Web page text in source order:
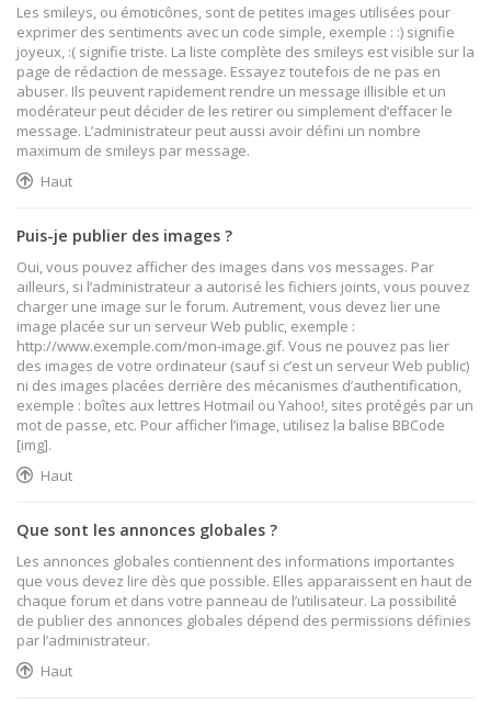
Les smileys, ou émoticônes, sont de petites images utilisées pour
exprimer des sentiments avec un code simple, exemple : :) signifie
joyeux, :( signifie triste. La liste complète des smileys est visible sur la
page de rédaction de message. Essayez toutefois de ne pas en
abuser. Ils peuvent rapidement rendre un message illisible et un
modérateur peut décider de les retirer ou simplement d’effacer le
message. L’administrateur peut aussi avoir défini un nombre
maximum de smileys par message.
Haut
Puis-je publier des images ?
Oui, vous pouvez afficher des images dans vos messages. Par
ailleurs, si l’administrateur a autorisé les fichiers joints, vous pouvez
charger une image sur le forum. Autrement, vous devez lier une
image placée sur un serveur Web public, exemple :
http://www.exemple.com/mon-image.gif. Vous ne pouvez pas lier
des images de votre ordinateur (sauf si c’est un serveur Web public)
ni des images placées derrière des mécanismes d’authentification,
exemple : boîtes aux lettres Hotmail ou Yahoo!, sites protégés par un
mot de passe, etc. Pour afficher l’image, utilisez la balise BBCode
[img].
Haut
Que sont les annonces globales ?
Les annonces globales contiennent des informations importantes
que vous devez lire dès que possible. Elles apparaissent en haut de
chaque forum et dans votre panneau de l’utilisateur. La possibilité
de publier des annonces globales dépend des permissions définies
par l’administrateur.
Haut